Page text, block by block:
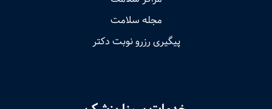
مجله سلامت
پیگیری رزرو نوبت دکتر